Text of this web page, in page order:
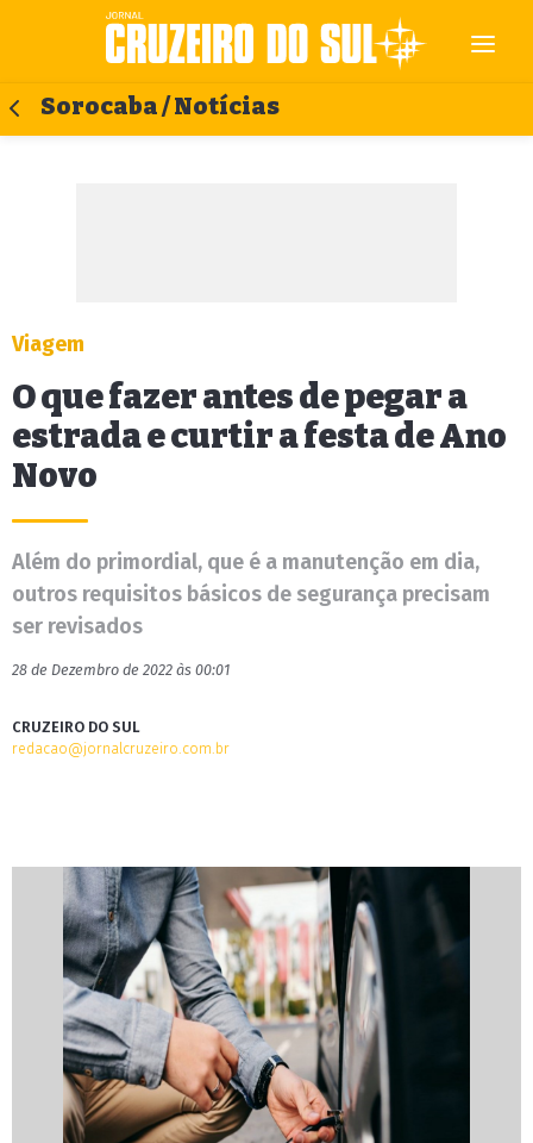
Sorocaba / Notícias
Viagem
O que fazer antes de pegar a
estrada e curtir a festa de Ano
Novo
Além do primordial, que é a manutenção em dia,
outros requisitos básicos de segurança precisam
ser revisados
28 de Dezembro de 2022 às 00:01
CRUZEIRO DO SUL
redacao@jornalcruzeiro.com.br